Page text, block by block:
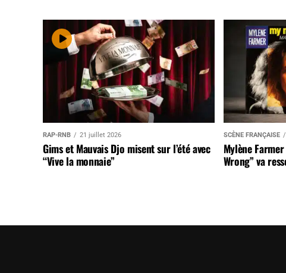
RAP-RNB 21 juillet 2026
Gims et Mauvais Djo misent sur l’été avec
“Vive la monnaie”
SCÈNE FRANÇAISE
Mylène
Wrong” va